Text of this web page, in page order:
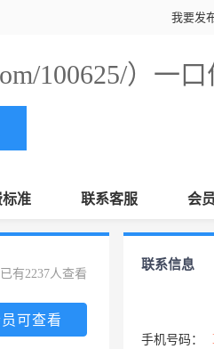
我要发
100625/）一
标准 联系客服 会
已有2237人查看
可查看
联系信息
手机号码：